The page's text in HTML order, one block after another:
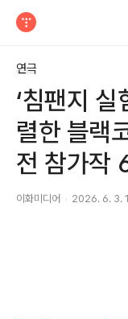
연극
‘침팬지 실
렬한 블랙
전 참가작
이화미디어 2026. 6. 3.